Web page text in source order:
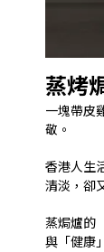
蒸烤
一塊帶皮
敬。
香港人生
清淡，卻
蒸焗爐的
與「健康